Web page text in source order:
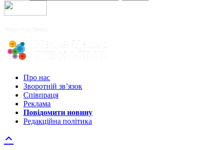
Про нас
Зворотній зв’язок
Співпраця
Реклама
Повідомити новину
Редакційна політика